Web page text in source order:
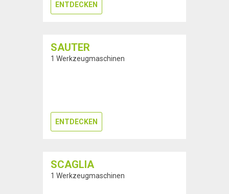
ENTDECKEN
SAUTER
1 Werkzeugmaschinen
ENTDECKEN
SCAGLIA
1 Werkzeugmaschinen